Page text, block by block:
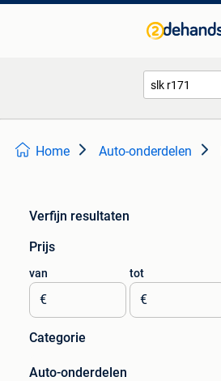
Home Auto-onderdelen
Verfijn resultaten
Prijs
van
€
tot
€
Categorie
Auto-onderdelen